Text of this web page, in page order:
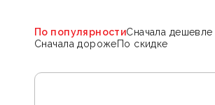
По популярностиСначала дешевле
Сначала дорожеПо скидке